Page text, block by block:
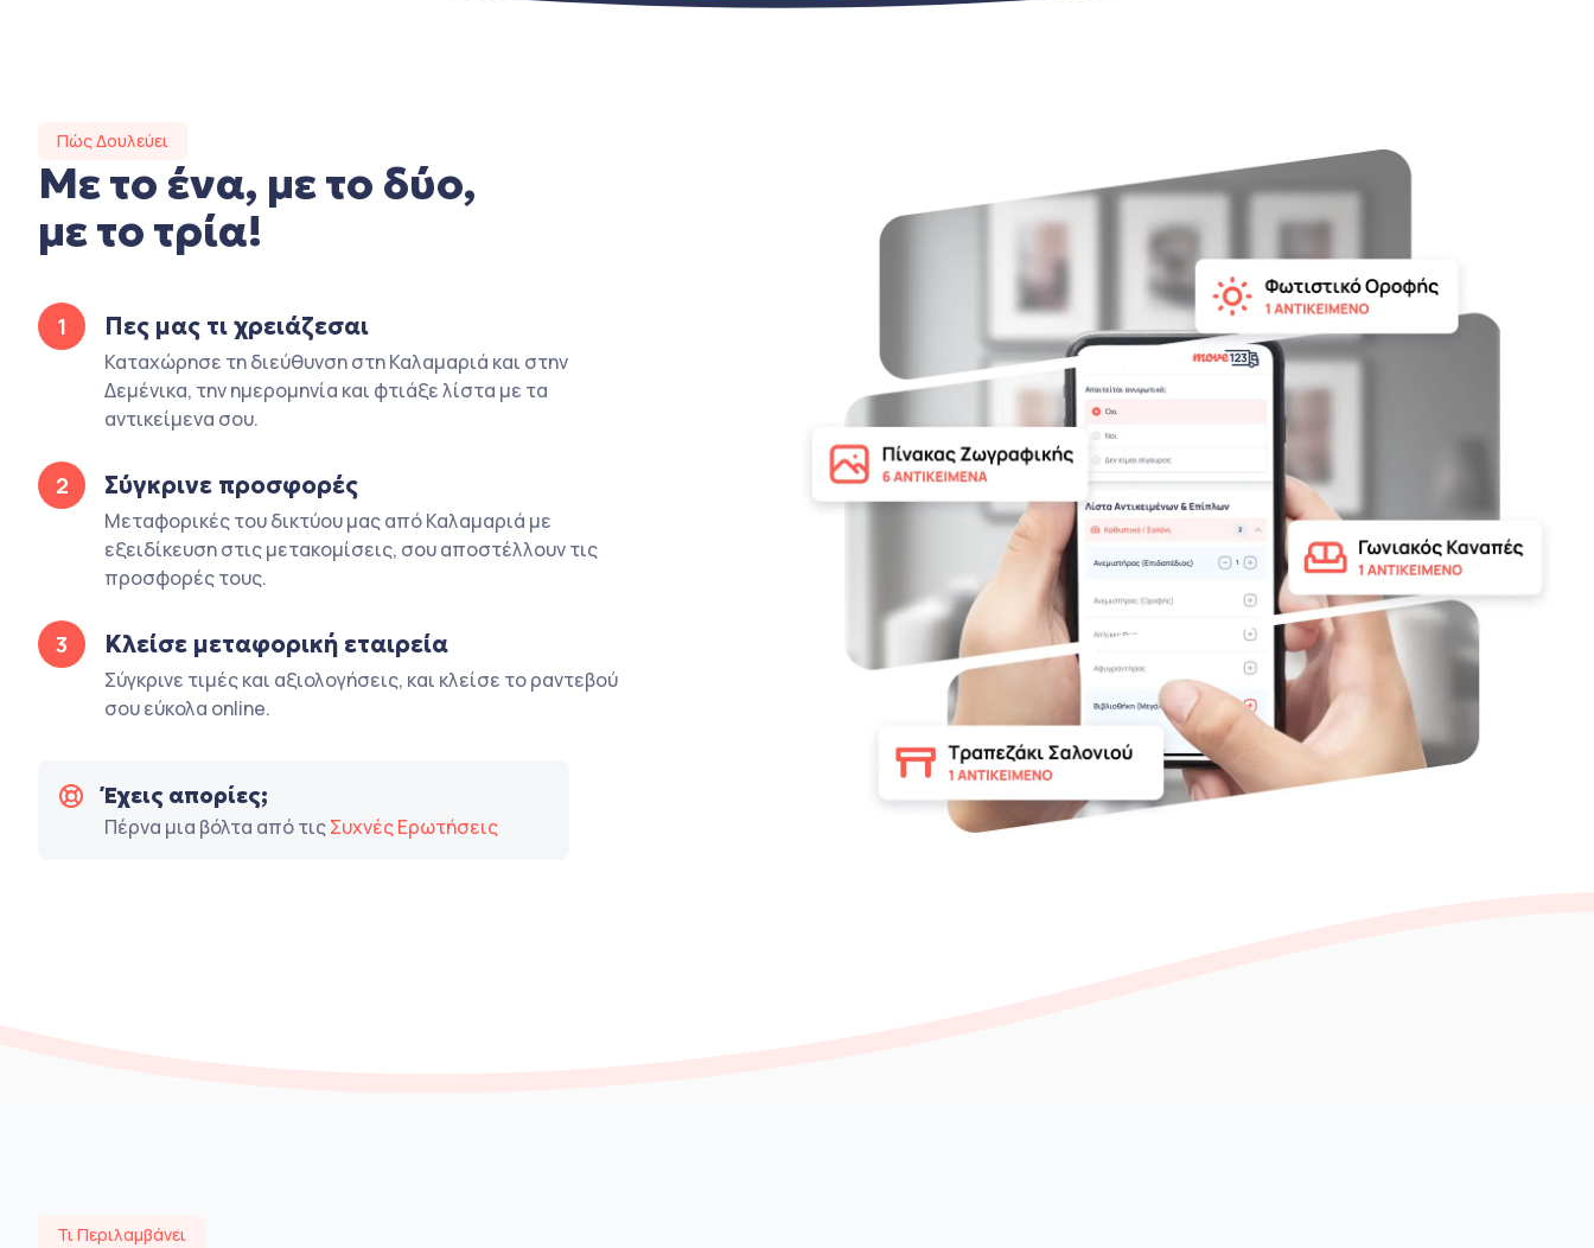
Πώς Δουλεύει
Με το ένα, με το δύο,
με το τρία!
1 Πες μας τι χρειάζεσαι
Καταχώρησε τη διεύθυνση στη Καλαμαριά και στην
Δεμένικα, την ημερομηνία και φτιάξε λίστα με τα
αντικείμενα σου.
2 Σύγκρινε προσφορές
Μεταφορικές του δικτύου μας από Καλαμαριά με
εξειδίκευση στις μετακομίσεις, σου αποστέλλουν τις
προσφορές τους.
3 Κλείσε μεταφορική εταιρεία
Σύγκρινε τιμές και αξιολογήσεις, και κλείσε το ραντεβού
σου εύκολα online.
Έχεις απορίες;
Πέρνα μια βόλτα από τιςΣυχνές Ερωτήσεις
Τι Περιλαμβάνει